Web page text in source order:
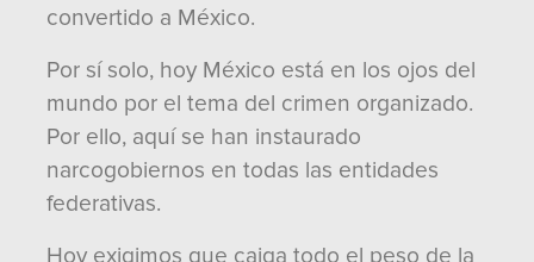
convertido a México.
Por sí solo, hoy México está en los ojos del
mundo por el tema del crimen organizado.
Por ello, aquí se han instaurado
narcogobiernos en todas las entidades
federativas.
Hoy exigimos que caiga todo el peso de la